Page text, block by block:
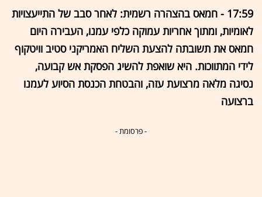
17:59 - חמאס בהצהרה רשמית: לאחר סבב של התייעצויות
לאומיות, ומתוך אחריות עמוקה כלפי עמנו, העבירה היום
חמאס את תשובתה להצעת השליח האמריקני סטיב וויטקוף
לידי המתווכות. היא שואפת להשיג הפסקת אש קבועה,
נסיגה מלאה מרצועת עזה, והבטחת הכנסת הסיוע לעמנו
ברצועה
- פרסומת -